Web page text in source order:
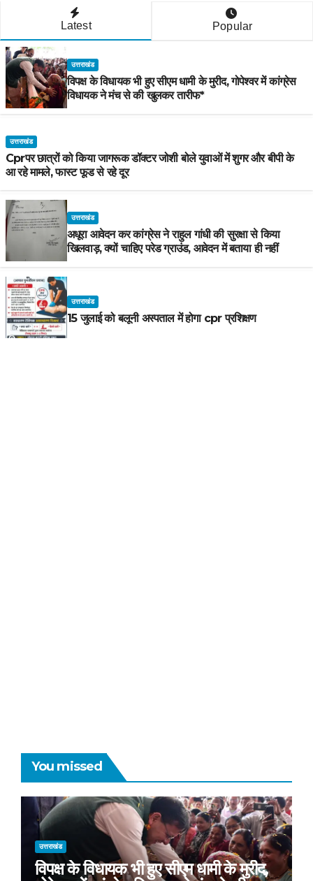
Latest Popular
उत्तराखंड
विपक्ष के विधायक भी हुए सीएम धामी के मुरीद, गोपेश्वर में कांग्रेस
विधायक ने मंच से की खुलकर तारीफ*
उत्तराखंड
Cprपर छात्रों को किया जागरूक डॉक्टर जोशी बोले युवाओं में शुगर और बीपी के
आ रहे मामले, फास्ट फूड से रहे दूर
उत्तराखंड
अधूरा आवेदन कर कांग्रेस ने राहुल गांधी की सुरक्षा से किया
खिलवाड़, क्यों चाहिए परेड ग्राउंड, आवेदन में बताया ही नहीं
उत्तराखंड
15 जुलाई को बलूनी अस्पताल में होगा cpr प्रशिक्षण
You missed
उत्तराखंड
विपक्ष के विधायक भी हुए सीएम धामी के मुरीद,